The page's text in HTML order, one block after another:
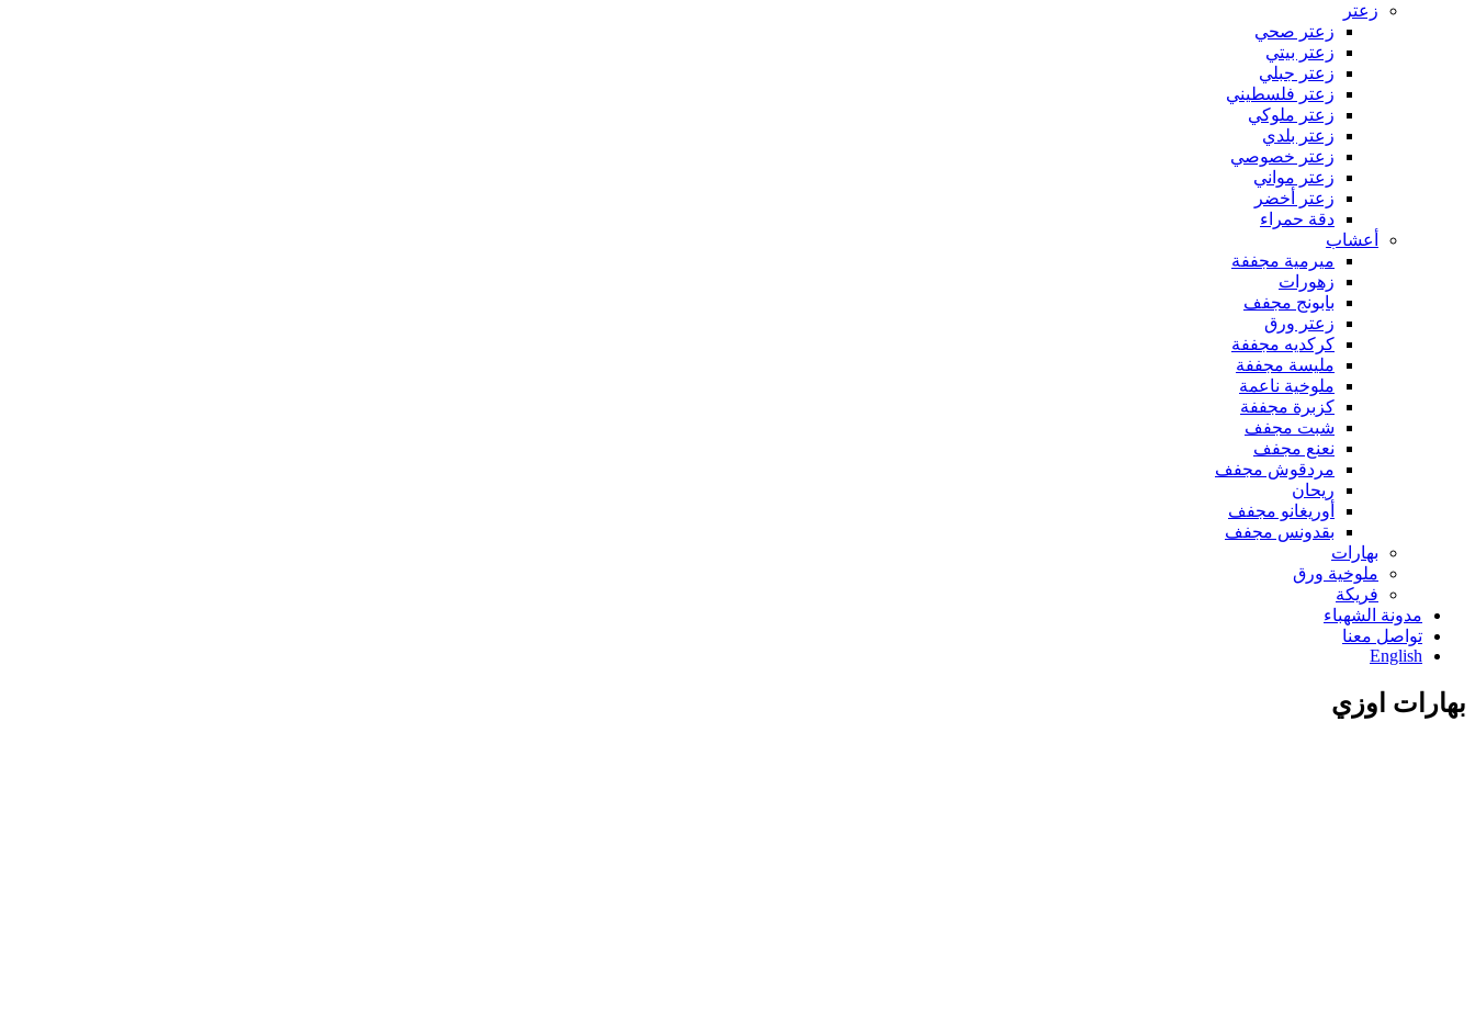
زعتر
زعتر صحي
زعتر بيتي
زعتر جبلي
زعتر فلسطيني
زعتر ملوكي
زعتر بلدي
زعتر خصوصي
زعتر مواني
زعتر أخضر
دقة حمراء
أعشاب
ميرمية مجففة
زهورات
بابونج مجفف
زعتر ورق
كركديه مجففة
مليسة مجففة
ملوخية ناعمة
كزبرة مجففة
شبت مجفف
نعنع مجفف
مردقوش مجفف
ريحان
أوريغانو مجفف
بقدونس مجفف
بهارات
ملوخية ورق
فريكة
مدونة الشهباء
تواصل معنا
English
بهارات اوزي